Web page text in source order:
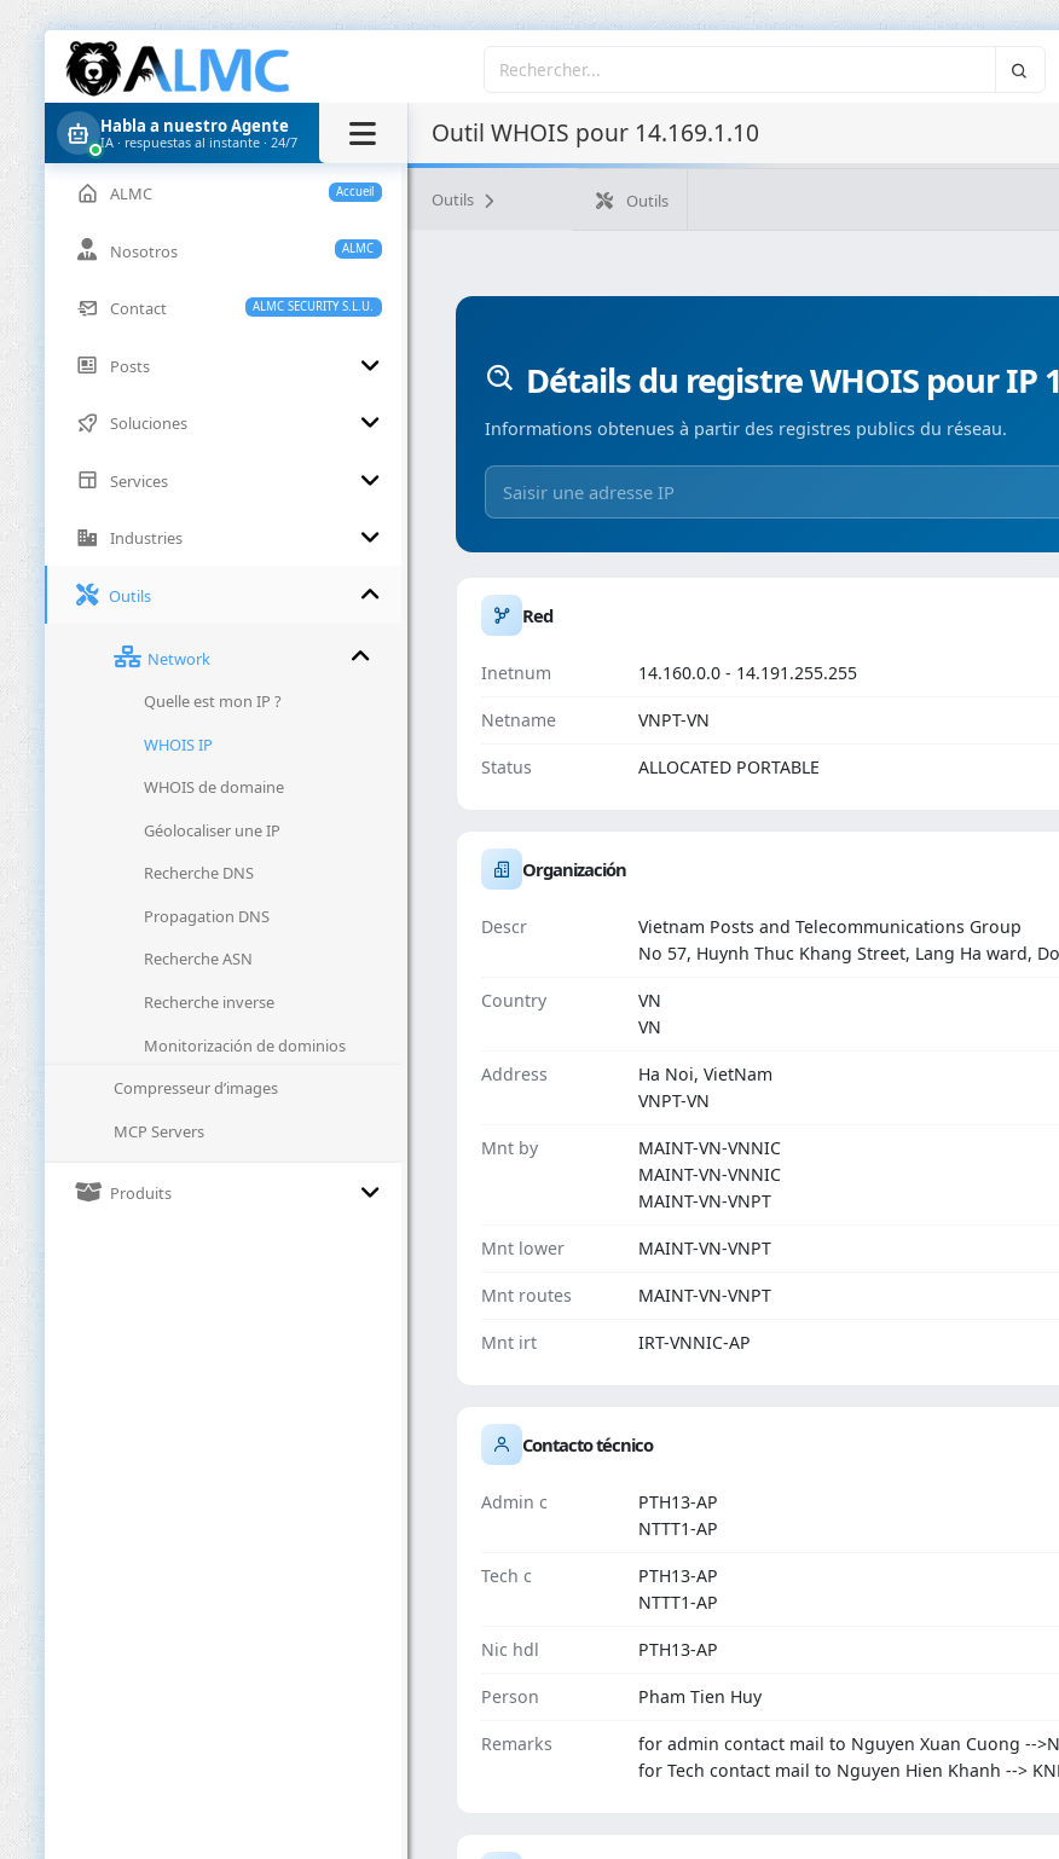
Habla a nuestro Agente
IA · respuestas al instante · 24/7
Accueil
ALMC
ALMC
Nosotros
ALMC SECURITY S.L.U.
Contact
Posts
Soluciones
Services
Industries
Outils
Network
Quelle est mon IP ?
WHOIS IP
WHOIS de domaine
Géolocaliser une IP
Recherche DNS
Propagation DNS
Recherche ASN
Recherche inverse
Monitorización de dominios
Compresseur d’images
MCP Servers
Produits
Outil WHOIS pour 14.169.1.10
Outils Outils
Détails du registre WHOIS pour IP
Informations obtenues à partir des registres publics du réseau.
Red
Inetnum 14.160.0.0 - 14.191.255.255
Netname VNPT-VN
Status ALLOCATED PORTABLE
Organización
Descr
Vietnam Posts and Telecommunications Group
No 57, Huynh Thuc Khang Street, Lang Ha ward,
Country
VN
VN
Address
Ha Noi, VietNam
VNPT-VN
Mnt by
MAINT-VN-VNNIC
MAINT-VN-VNNIC
MAINT-VN-VNPT
Mnt lower MAINT-VN-VNPT
Mnt routes MAINT-VN-VNPT
Mnt irt IRT-VNNIC-AP
Contacto técnico
Admin c
PTH13-AP
NTTT1-AP
Tech c
PTH13-AP
NTTT1-AP
Nic hdl PTH13-AP
Person Pham Tien Huy
Remarks
for admin contact mail to Nguyen Xuan Cuong --
for Tech contact mail to Nguyen Hien Khanh -->